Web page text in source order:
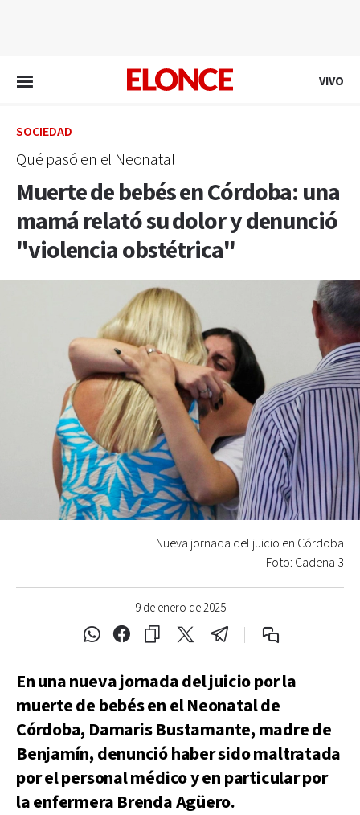
VIVO
SOCIEDAD
Qué pasó en el Neonatal
Muerte de bebés en Córdoba: una
mamá relató su dolor y denunció
"violencia obstétrica"
9 de enero de 2025
Nueva jornada del juicio en Córdoba
Foto: Cadena 3
En una nueva jornada del juicio por la
muerte de bebés en el Neonatal de
Córdoba, Damaris Bustamante, madre de
Benjamín, denunció haber sido maltratada
por el personal médico y en particular por
la enfermera Brenda Agüero.